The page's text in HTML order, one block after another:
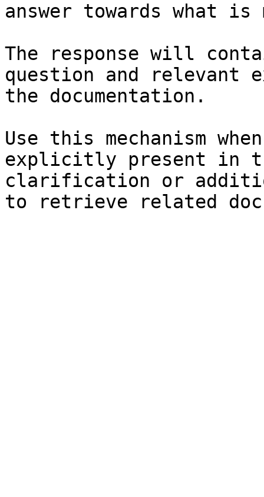
answer towards what
The response will
question and relevant
the documentation.
Use this mechanism
explicitly present in
clarification or